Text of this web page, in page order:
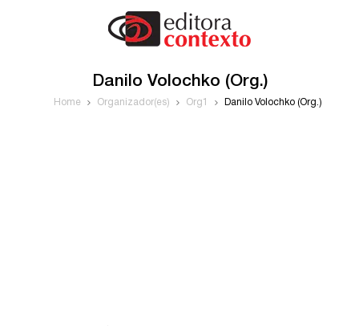
Danilo Volochko (Org.)
Home Organizador(es) Org1 Danilo Volochko (Org.)